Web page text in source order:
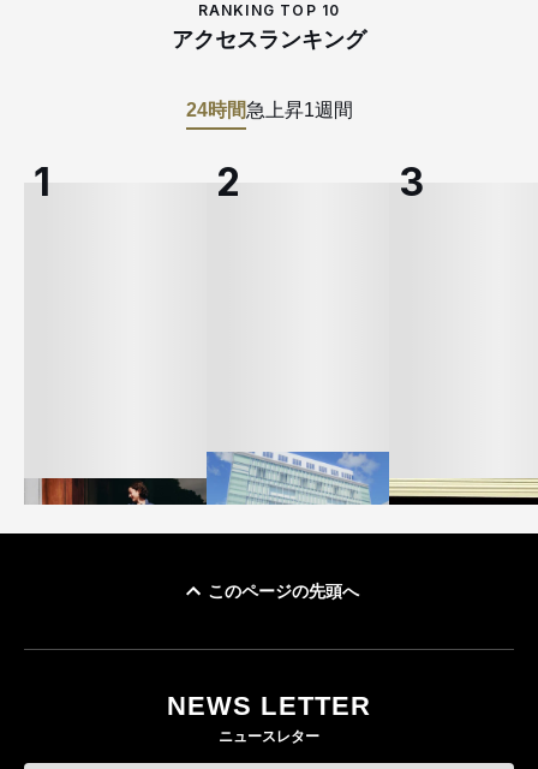
RANKING TOP 10
アクセスランキング
24時間急上昇1週間
ケットなど7型を発売
FASHION
FASHION
BUSINESS
このページの先頭へ
NEWS LETTER
ニュースレター